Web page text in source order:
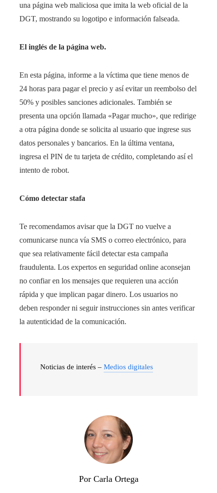
una página web maliciosa que imita la web oficial de la
DGT, mostrando su logotipo e información falseada.
El inglés de la página web.
En esta página, informe a la víctima que tiene menos de
24 horas para pagar el precio y así evitar un reembolso del
50% y posibles sanciones adicionales. También se
presenta una opción llamada «Pagar mucho», que redirige
a otra página donde se solicita al usuario que ingrese sus
datos personales y bancarios. En la última ventana,
ingresa el PIN de tu tarjeta de crédito, completando así el
intento de robot.
Cómo detectar stafa
Te recomendamos avisar que la DGT no vuelve a
comunicarse nunca vía SMS o correo electrónico, para
que sea relativamente fácil detectar esta campaña
fraudulenta. Los expertos en seguridad online aconsejan
no confiar en los mensajes que requieren una acción
rápida y que implican pagar dinero. Los usuarios no
deben responder ni seguir instrucciones sin antes verificar
la autenticidad de la comunicación.
Noticias de interés – Medios digitales
Por Carla Ortega